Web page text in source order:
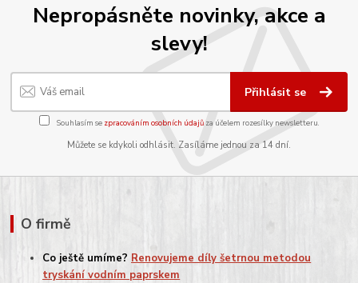
Nepropásněte novinky, akce a
slevy!
Přihlásit se
Souhlasím se zpracováním osobních údajůza účelem rozesílky newsletteru.
Můžete se kdykoli odhlásit. Zasíláme jednou za 14 dní.
O firmě
Co ještě umíme? Renovujeme díly šetrnou metodou
tryskání vodním paprskem